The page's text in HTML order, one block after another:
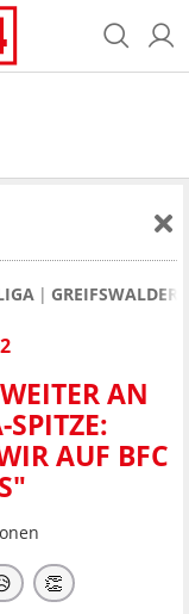
AN
AUF BFC
👏